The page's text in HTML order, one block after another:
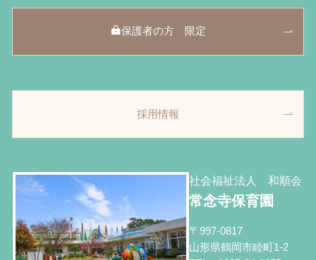
保護者の方 限定
採用情報
社会福祉法人 和順会
常念寺保育園
〒997-0817
山形県鶴岡市睦町1-2